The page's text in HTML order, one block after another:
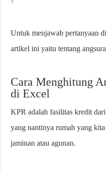
Untuk menjawab pertanyaan
artikel ini yaitu tentang
Cara Menghitung
di Excel
KPR adalah fasilitas kredit
yang nantinya rumah yang
jaminan atau agunan.